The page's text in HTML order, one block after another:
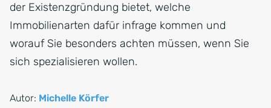
der Existenzgründung bietet, welche
Immobilienarten dafür infrage kommen und
worauf Sie besonders achten müssen, wenn Sie
sich spezialisieren wollen.
Autor: Michelle Körfer